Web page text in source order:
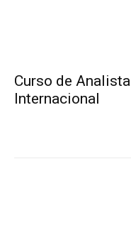
Curso de Analista
Internacional